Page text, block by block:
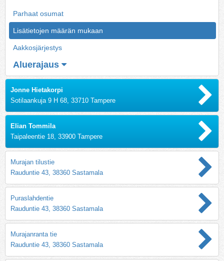
Parhaat osumat
Lisätietojen määrän mukaan
Aakkosjärjestys
Aluerajaus
Jonne Hietakorpi
Sotilaankuja 9 H 68, 33710 Tampere
Elian Tommila
Taipaleentie 18, 33900 Tampere
Murajan tilustie
Rauduntie 43, 38360 Sastamala
Puraslahdentie
Rauduntie 43, 38360 Sastamala
Murajanranta tie
Rauduntie 43, 38360 Sastamala